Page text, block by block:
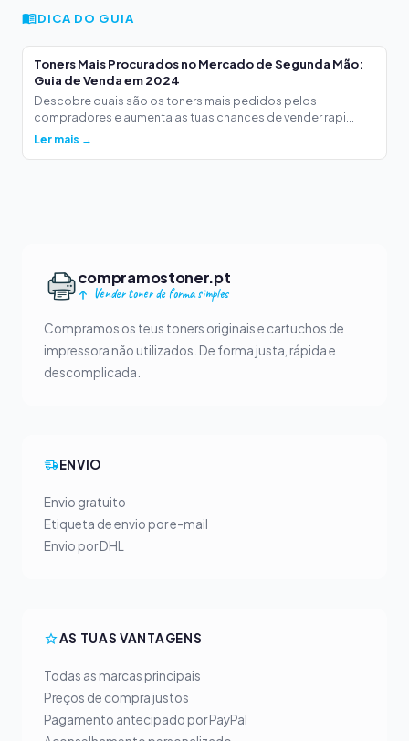
DICA DO GUIA
Toners Mais Procurados no Mercado de Segunda Mão:
Guia de Venda em 2024
Descobre quais são os toners mais pedidos pelos
compradores e aumenta as tuas chances de vender rapi...
Ler mais →
compramostoner.pt
Vender toner de forma simples
Compramos os teus toners originais e cartuchos de
impressora não utilizados. De forma justa, rápida e
descomplicada.
ENVIO
Envio gratuito
Etiqueta de envio por e-mail
Envio por DHL
AS TUAS VANTAGENS
Todas as marcas principais
Preços de compra justos
Pagamento antecipado por PayPal